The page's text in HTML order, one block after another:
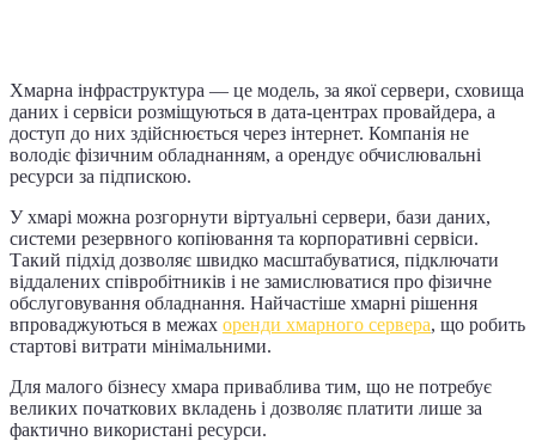
Хмарна інфраструктура — це модель, за якої сервери, сховища
даних і сервіси розміщуються в дата-центрах провайдера, а
доступ до них здійснюється через інтернет. Компанія не
володіє фізичним обладнанням, а орендує обчислювальні
ресурси за підпискою.
У хмарі можна розгорнути віртуальні сервери, бази даних,
системи резервного копіювання та корпоративні сервіси.
Такий підхід дозволяє швидко масштабуватися, підключати
віддалених співробітників і не замислюватися про фізичне
обслуговування обладнання. Найчастіше хмарні рішення
впроваджуються в межах оренди хмарного сервера, що робить
стартові витрати мінімальними.
Для малого бізнесу хмара приваблива тим, що не потребує
великих початкових вкладень і дозволяє платити лише за
фактично використані ресурси.